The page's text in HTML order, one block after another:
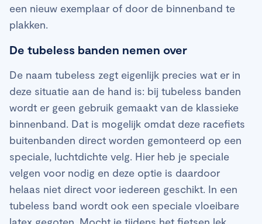
een nieuw exemplaar of door de binnenband te
plakken.
De tubeless banden nemen over
De naam tubeless zegt eigenlijk precies wat er in
deze situatie aan de hand is: bij tubeless banden
wordt er geen gebruik gemaakt van de klassieke
binnenband. Dat is mogelijk omdat deze racefiets
buitenbanden direct worden gemonteerd op een
speciale, luchtdichte velg. Hier heb je speciale
velgen voor nodig en deze optie is daardoor
helaas niet direct voor iedereen geschikt. In een
tubeless band wordt ook een speciale vloeibare
latex gegoten. Mocht je tijdens het fietsen lek